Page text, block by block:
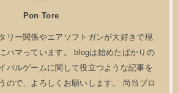
Pon Tore
リー関係やエアソフトガンが大好きで現
ハマっています。 blogは始めたばかりの
バルゲームに関して役立つような記事を
ので、よろしくお願いします。 尚当ブロ